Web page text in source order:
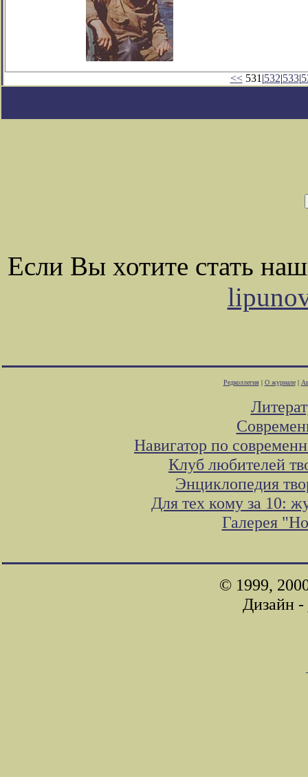
<<531|532|533|
Если Вы хотите стать
Редколлегия| О журнале|
Навигатор по
Клуб любителей
Энциклопедия
Для тех кому за 10:
Галерея
© 1999,
Дизайн -